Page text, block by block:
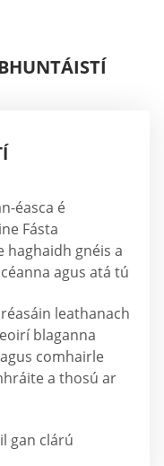
éasca é
Fásta
gnéis a
agus atá tú
leathanach
blaganna
comhairle
a thosú ar
gan clárú